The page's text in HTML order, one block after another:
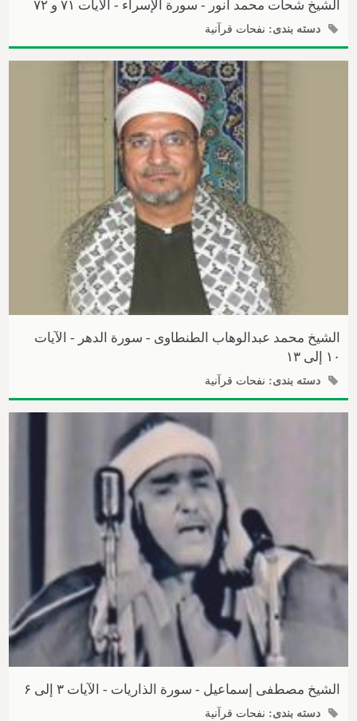
الشیخ شحات محمد أنور - سورة الإسراء - الآیات ۷۱ و ۷۲
دسته بندی: نفحات قرآنیة
الشیخ محمد عبدالوهاب الطنطاوی - سورة الدهر - الآیات
۱۰ إلی ۱۳
دسته بندی: نفحات قرآنیة
الشیخ مصطفی إسماعیل - سورة الذاریات - الآیات ۳ إلی ۶
دسته بندی: نفحات قرآنیة